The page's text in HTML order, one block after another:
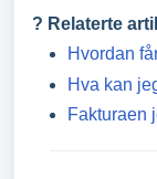
? Relaterte
Hvordan
Hva kan
Fakturaen